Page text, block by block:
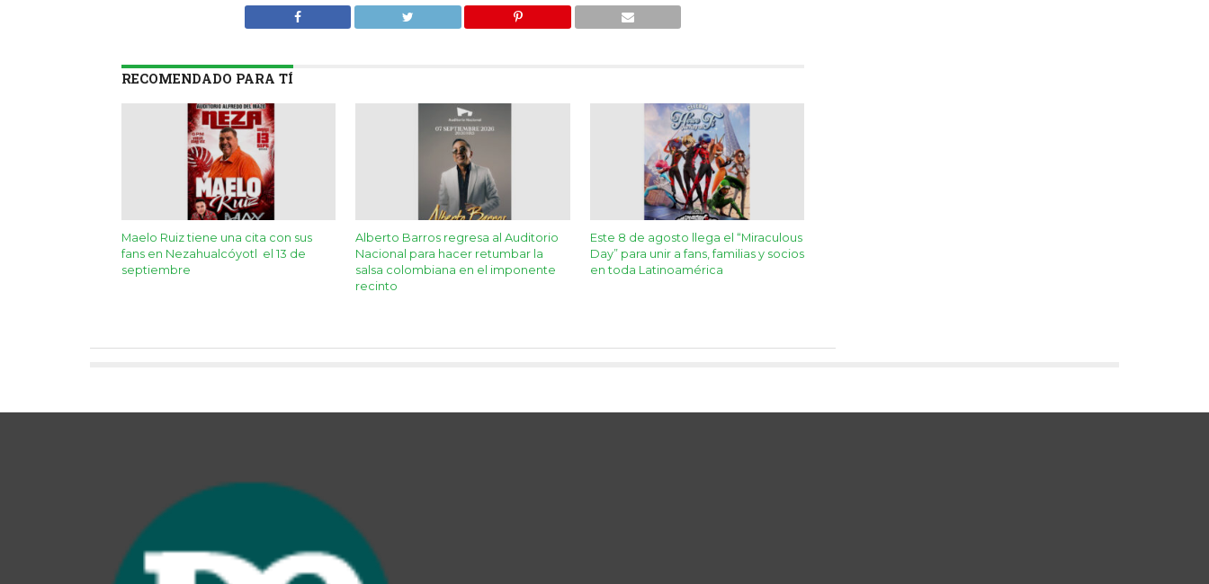
RECOMENDADO PARA TÍ
Maelo Ruiz tiene una cita con sus
fans en Nezahualcóyotl el 13 de
septiembre
Alberto Barros regresa al Auditorio
Nacional para hacer retumbar la
salsa colombiana en el imponente
recinto
Este 8 de agosto llega el “Miraculous
Day” para unir a fans, familias y socios
en toda Latinoamérica